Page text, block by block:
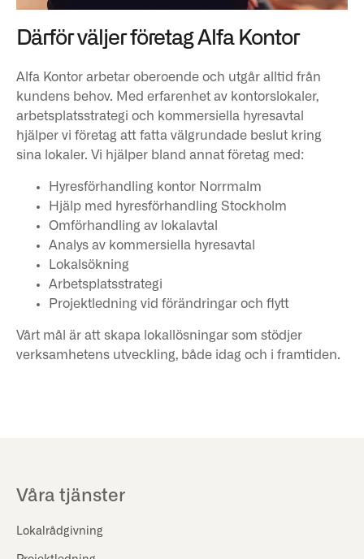
Därför väljer företag Alfa Kontor
Alfa Kontor arbetar oberoende och utgår alltid från
kundens behov. Med erfarenhet av kontorslokaler,
arbetsplatsstrategi och kommersiella hyresavtal
hjälper vi företag att fatta välgrundade beslut kring
sina lokaler. Vi hjälper bland annat företag med:
Hyresförhandling kontor Norrmalm
Hjälp med hyresförhandling Stockholm
Omförhandling av lokalavtal
Analys av kommersiella hyresavtal
Lokalsökning
Arbetsplatsstrategi
Projektledning vid förändringar och flytt
Vårt mål är att skapa lokallösningar som stödjer
verksamhetens utveckling, både idag och i framtiden.
Våra tjänster
Lokalrådgivning